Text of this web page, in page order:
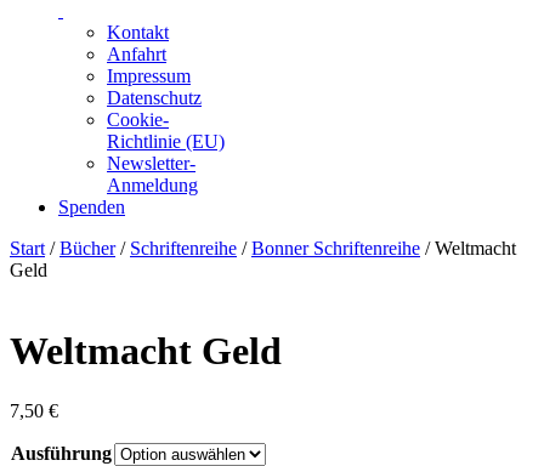
Kontakt
Anfahrt
Impressum
Datenschutz
Cookie-
Richtlinie (EU)
Newsletter-
Anmeldung
Spenden
Skip
to
Start /Bücher/ Schriftenreihe /Bonner Schriftenreihe / Weltmacht
Geld
Weltmacht Geld
7,50 €
Ausführung